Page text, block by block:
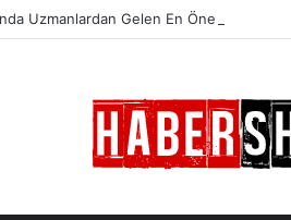
Uzmanlardan Gelen En Önemli İpuçları